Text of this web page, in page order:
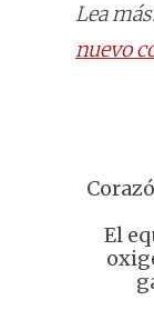
Lea
nuevo
El